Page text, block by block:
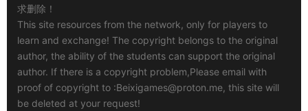
求删除！
This site resources from the network, only for players to
learn and exchange! The copyright belongs to the original
author, the ability of the students can support the original
author. If there is a copyright problem,Please email with
proof of copyright to :Beixigames@proton.me, this site will
be deleted at your request!